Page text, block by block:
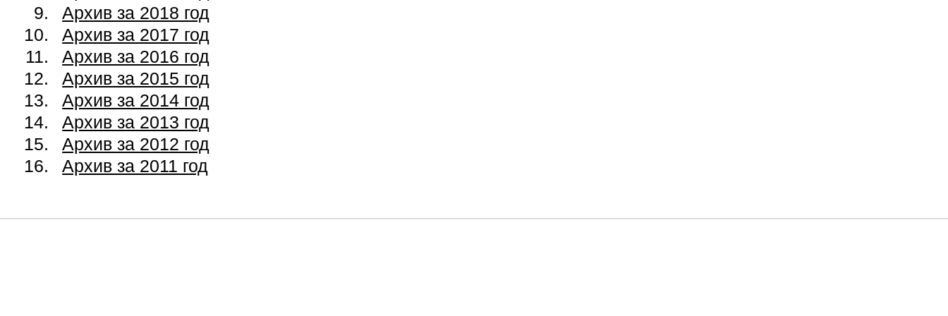
Архив за 2018 год
Архив за 2017 год
Архив за 2016 год
Архив за 2015 год
Архив за 2014 год
Архив за 2013 год
Архив за 2012 год
Архив за 2011 год